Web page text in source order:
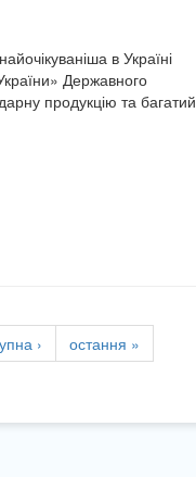
в Україні
Державного
продукцію та багатий
› остання »